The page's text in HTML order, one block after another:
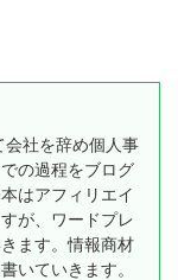
社を辞め個人事
の過程をブログ
はアフィリエイ
が、ワードプレ
ます。情報商材
いていきます。